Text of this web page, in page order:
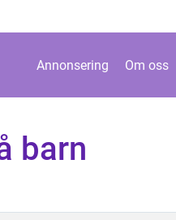
Annonsering Om oss
barn